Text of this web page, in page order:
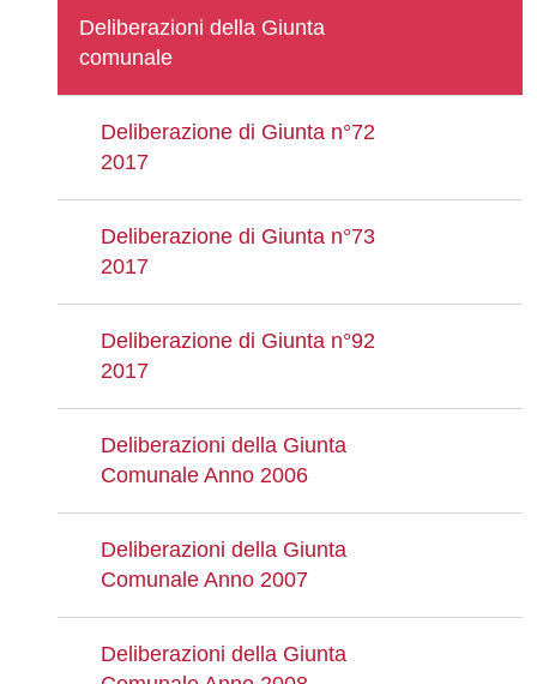
Deliberazioni della Giunta
comunale
Deliberazione di Giunta n°72
2017
Deliberazione di Giunta n°73
2017
Deliberazione di Giunta n°92
2017
Deliberazioni della Giunta
Comunale Anno 2006
Deliberazioni della Giunta
Comunale Anno 2007
Deliberazioni della Giunta